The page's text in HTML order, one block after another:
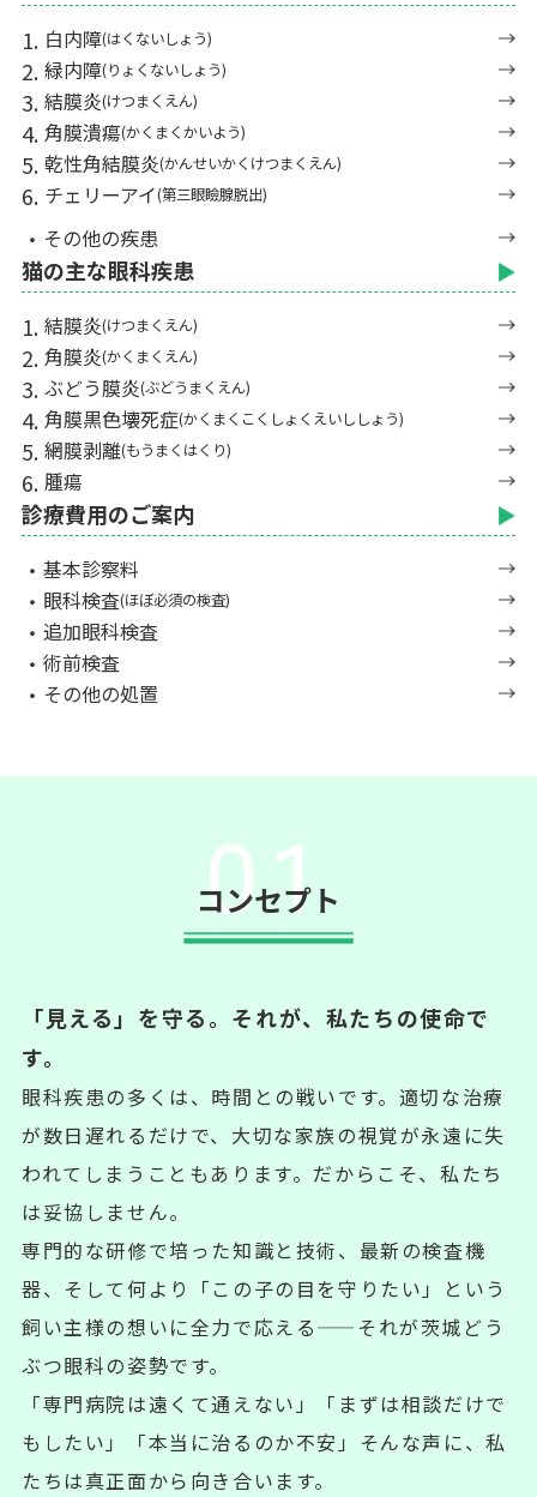
白内障(はくないしょう)
緑内障(りょくないしょう)
結膜炎(けつまくえん)
角膜潰瘍(かくまくかいよう)
乾性角結膜炎(かんせいかくけつまくえん)
チェリーアイ(第三眼瞼腺脱出)
その他の疾患
猫の主な眼科疾患
結膜炎(けつまくえん)
角膜炎(かくまくえん)
ぶどう膜炎(ぶどうまくえん)
角膜黒色壊死症(かくまくこくしょくえいししょう)
網膜剥離(もうまくはくり)
腫瘍
診療費用のご案内
基本診察料
眼科検査(ほぼ必須の検査)
追加眼科検査
術前検査
その他の処置
01
コンセプト
「見える」を守る。それが、私たちの使命で
す。
眼科疾患の多くは、時間との戦いです。適切な治療
が数日遅れるだけで、大切な家族の視覚が永遠に失
われてしまうこともあります。だからこそ、私たち
は妥協しません。
専門的な研修で培った知識と技術、最新の検査機
器、そして何より「この子の目を守りたい」という
飼い主様の想いに全力で応える——それが茨城どう
ぶつ眼科の姿勢です。
「専門病院は遠くて通えない」「まずは相談だけで
もしたい」「本当に治るのか不安」そんな声に、私
たちは真正面から向き合います。